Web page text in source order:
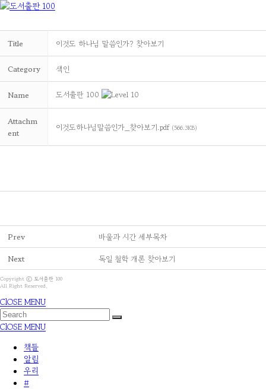
Title 이것도 하나님 말씀인가? 찾아보기
Category 색인
Name 도서출판 100
Attachm
ent
이것도하나님말씀인가_찾아보기.pdf (566.3KB)
Prev
바울과 시간 세부목차
Next
독일 철학 개론 찾아보기
Copyright ⓒ 도서출판 100
All Right Reserved.
ClOSE MENU
ClOSE MENU
책들
알림
우리
#